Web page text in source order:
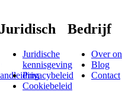
Juridisch
Juridische
kennisgeving
Privacybeleid
Cookiebeleid
Bedrijf
Over
Blog
Contact